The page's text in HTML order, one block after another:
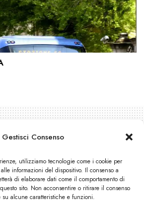
Gestisci Consenso
utilizziamo tecnologie come i cookie per
informazioni del dispositivo. Il consenso a
di elaborare dati come il comportamento di
sito. Non acconsentire o ritirare il consenso
alcune caratteristiche e funzioni.